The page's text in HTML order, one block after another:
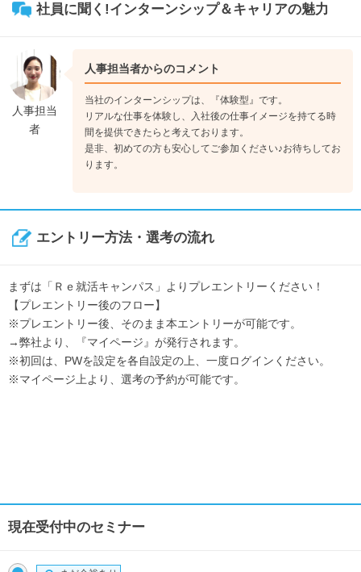
社員に聞く!インターンシップ＆キャリアの魅力
人事担当
者
人事担当者からのコメント
当社のインターンシップは、『体験型』です。
リアルな仕事を体験し、入社後の仕事イメージを持てる時
間を提供できたらと考えております。
是非、初めての方も安心してご参加ください♪お待ちしてお
ります。
エントリー方法・選考の流れ
まずは「Ｒｅ就活キャンパス」よりプレエントリーください！
【プレエントリー後のフロー】
※プレエントリー後、そのまま本エントリーが可能です。
→弊社より、『マイページ』が発行されます。
※初回は、PWを設定を各自設定の上、一度ログインください。
※マイページ上より、選考の予約が可能です。
現在受付中のセミナー